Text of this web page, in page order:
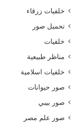
خلفيات زرقاء
تحميل صور
خلفيات
مناظر طبيعية
خلفيات اسلامية
صور حيوانات
صور بيبي
صور علم مصر